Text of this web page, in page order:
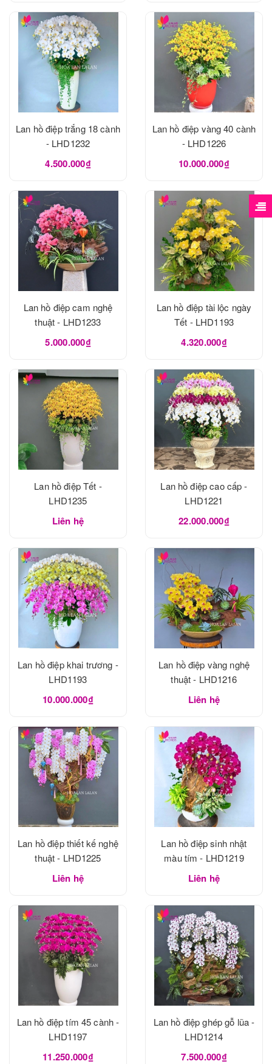
Lan hồ điệp trắng 18 cành
- LHD1232
4.500.000₫
Lan hồ điệp vàng 40 cành
- LHD1226
10.000.000₫
Lan hồ điệp cam nghệ
thuật - LHD1233
5.000.000₫
Lan hồ điệp tài lộc ngày
Tết - LHD1193
4.320.000₫
Lan hồ điệp Tết -
LHD1235
Liên hệ
Lan hồ điệp cao cấp -
LHD1221
22.000.000₫
Lan hồ điệp khai trương -
LHD1193
10.000.000₫
Lan hồ điệp vàng nghệ
thuật - LHD1216
Liên hệ
Lan hồ điệp thiết kế nghệ
thuật - LHD1225
Liên hệ
Lan hồ điệp sinh nhật
màu tím - LHD1219
Liên hệ
Lan hồ điệp tím 45 cành -
LHD1197
11.250.000₫
Lan hồ điệp ghép gỗ lũa -
LHD1214
7.500.000₫